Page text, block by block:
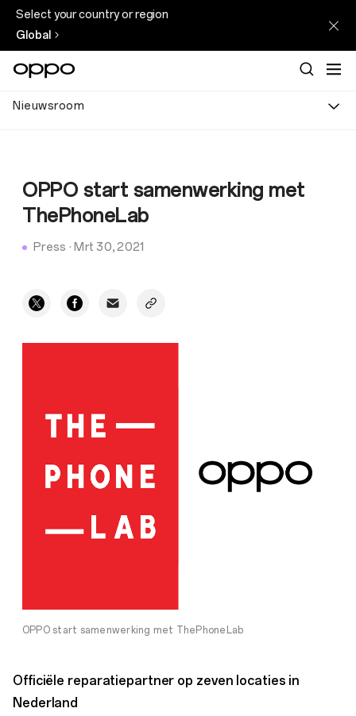
Select your country or region
Global
Nieuwsroom
OPPO start samenwerking met
ThePhoneLab
Press · Mrt 30, 2021
OPPO start samenwerking met ThePhoneLab
Officiële reparatiepartner op zeven locaties in
Nederland